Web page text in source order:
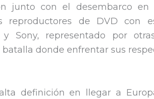
junto con el desembarco en
reproductores de DVD con
y Sony, representado por
donde enfrentar sus
definición en llegar a